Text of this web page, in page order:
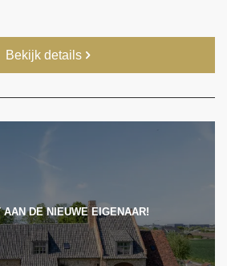
Bekijk details
AAN DE NIEUWE EIGENAAR!